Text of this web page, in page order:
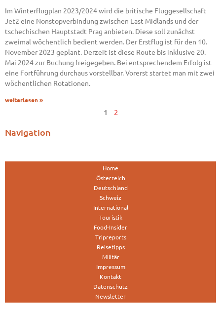
Im Winterflugplan 2023/2024 wird die britische Fluggesellschaft
Jet2 eine Nonstopverbindung zwischen East Midlands und der
tschechischen Hauptstadt Prag anbieten. Diese soll zunächst
zweimal wöchentlich bedient werden. Der Erstflug ist für den 10.
November 2023 geplant. Derzeit ist diese Route bis inklusive 20.
Mai 2024 zur Buchung freigegeben. Bei entsprechendem Erfolg ist
eine Fortführung durchaus vorstellbar. Vorerst startet man mit zwei
wöchentlichen Rotationen.
weiterlesen »
1 2
Navigation
Home
Österreich
Deutschland
Schweiz
International
Touristik
Food-Insider
Tripreports
Reisetipps
Militär
Impressum
Kontakt
Datenschutz
Newsletter